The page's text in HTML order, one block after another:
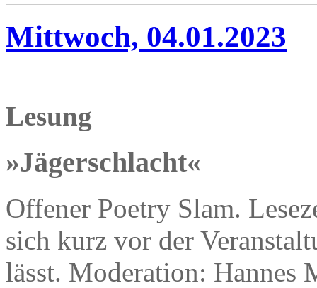
Mittwoch, 04.01.2023
Lesung
»Jägerschlacht«
Offener Poetry Slam.
sich kurz vor der
lässt. Moderation: Hannes